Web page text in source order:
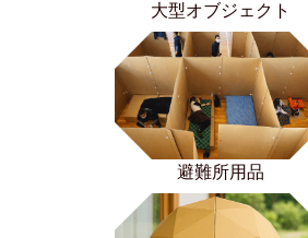
大型オブジェクト
避難所用品